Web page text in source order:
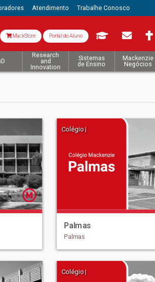
Atendimento Trabalhe Conosco
MackStore Portal do Aluno
Research
and
Innovation
Sistemas
de Ensino
Mackenzie
Negócios
Colégio |
Palmas
Palmas
Colégio |